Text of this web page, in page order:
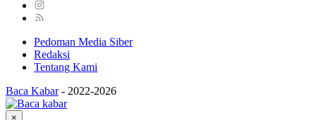
Pedoman Media Siber
Redaksi
Tentang Kami
Baca Kabar - 2022-2026
×